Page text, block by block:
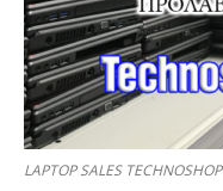
LAPTOP SALES TECHNOSHOP